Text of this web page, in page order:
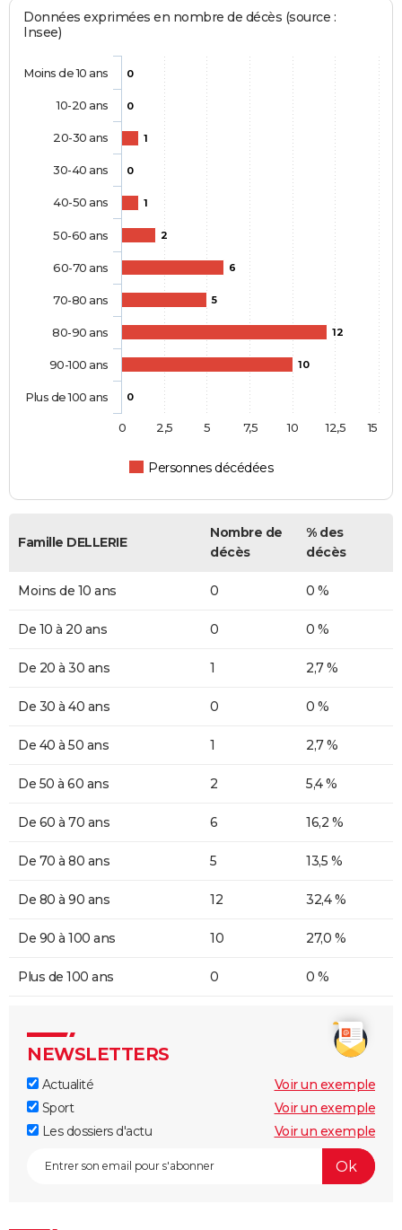
Données exprimées en nombre de décès (source :
Insee)
0
0
1
0
1
2
6
5
12
10
0
Personnes décédées
Moins de 10 ans
10-20 ans
20-30 ans
30-40 ans
40-50 ans
50-60 ans
60-70 ans
70-80 ans
80-90 ans
90-100 ans
Plus de 100 ans
0 2,5 5 7,5 10 12,5 15
Famille DELLERIE
Nombre de
décès
% des
décès
Moins de 10 ans 0 0 %
De 10 à 20 ans 0 0 %
De 20 à 30 ans 1 2,7 %
De 30 à 40 ans 0 0 %
De 40 à 50 ans 1 2,7 %
De 50 à 60 ans 2 5,4 %
De 60 à 70 ans 6 16,2 %
De 70 à 80 ans 5 13,5 %
De 80 à 90 ans 12 32,4 %
De 90 à 100 ans 10 27,0 %
Plus de 100 ans 0 0 %
NEWSLETTERS
Actualité
Voir un exemple
Sport
Voir un exemple
Les dossiers d'actu
Voir un exemple